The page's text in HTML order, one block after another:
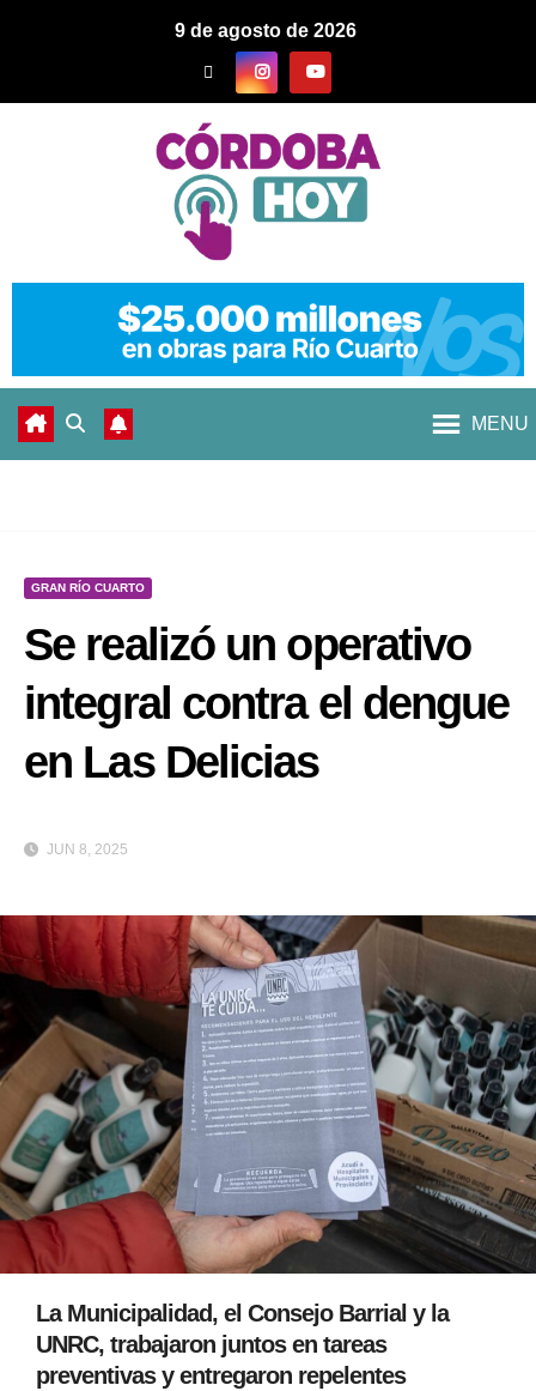
9 de agosto de 2026
MENU
GRAN RÍO CUARTO
Se realizó un operativo
integral contra el dengue
en Las Delicias
JUN 8, 2025
La Municipalidad, el Consejo Barrial y la
UNRC, trabajaron juntos en tareas
preventivas y entregaron repelentes